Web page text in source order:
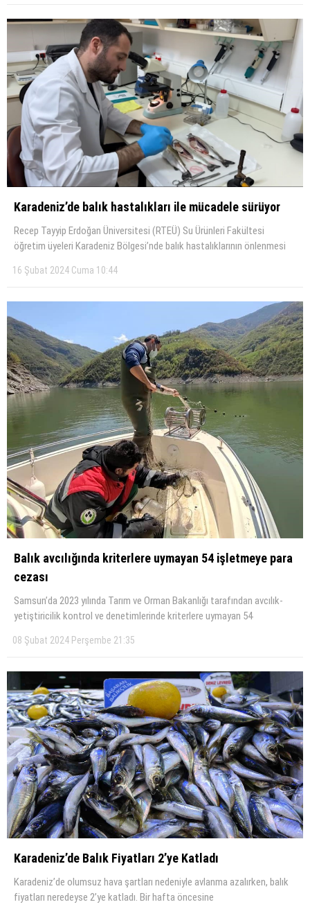
Karadeniz’de balık hastalıkları ile mücadele sürüyor
Recep Tayyip Erdoğan Üniversitesi (RTEÜ) Su Ürünleri Fakültesi
öğretim üyeleri Karadeniz Bölgesi’nde balık hastalıklarının önlenmesi
16 Şubat 2024 Cuma 10:44
Balık avcılığında kriterlere uymayan 54 işletmeye para
cezası
Samsun’da 2023 yılında Tarım ve Orman Bakanlığı tarafından avcılık-
yetiştiricilik kontrol ve denetimlerinde kriterlere uymayan 54
08 Şubat 2024 Perşembe 21:35
Karadeniz’de Balık Fi̇yatları 2’ye Katladı
Karadeniz’de olumsuz hava şartları nedeniyle avlanma azalırken, balık
fiyatları neredeyse 2’ye katladı. Bir hafta öncesine